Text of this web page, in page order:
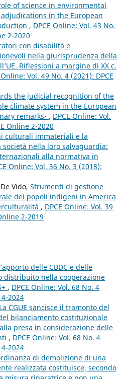
of science in environmental
in the European
, DPCE Online: Vol. 43 No.
2-2020
con disabilità e
nella giurisprudenza della
Riflessioni a margine di XX c.
Online: Vol. 49 No. 4 (2021): DPCE
the judicial recognition of the
climate system in the European
remarks• , DPCE Online: Vol.
Online 2-2020
culturali immateriali e la
nella loro salvaguardia:
alla normativa in
Online: Vol. 36 No. 3 (2018):
Vido, Strumenti di gestione
dei popoli indigeni in America
, DPCE Online: Vol. 39
2-2019
delle CBDC e delle
distribuito nella cooperazione
, DPCE Online: Vol. 68 No. 4
2024
La CGUE sancisce il tramonto del
bilanciamento costituzionale
presa in considerazione delle
, DPCE Online: Vol. 68 No. 4
2024
di demolizione di una
realizzata costituisce, secondo